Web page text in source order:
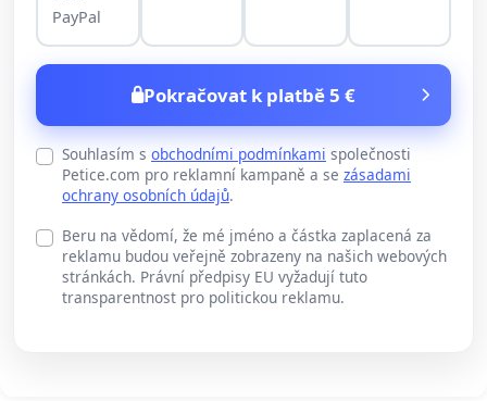
PayPal
Pokračovat k platbě 5 €
Souhlasím s obchodními podmínkami společnosti
Petice.com pro reklamní kampaně a se zásadami
ochrany osobních údajů.
Beru na vědomí, že mé jméno a částka zaplacená za
reklamu budou veřejně zobrazeny na našich webových
stránkách. Právní předpisy EU vyžadují tuto
transparentnost pro politickou reklamu.